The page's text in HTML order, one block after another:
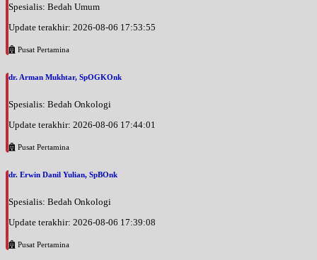
Spesialis: Bedah Umum
Update terakhir: 2026-08-06 17:53:55
Pusat Pertamina
dr. Arman Mukhtar, SpOGKOnk
Spesialis: Bedah Onkologi
Update terakhir: 2026-08-06 17:44:01
Pusat Pertamina
dr. Erwin Danil Yulian, SpBOnk
Spesialis: Bedah Onkologi
Update terakhir: 2026-08-06 17:39:08
Pusat Pertamina